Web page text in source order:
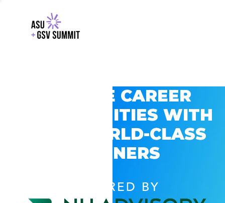
EXPLORE CAREER
OPPORTUNITIES WITH
GSV’S WORLD-CLASS
PARTNERS
POWERED BY